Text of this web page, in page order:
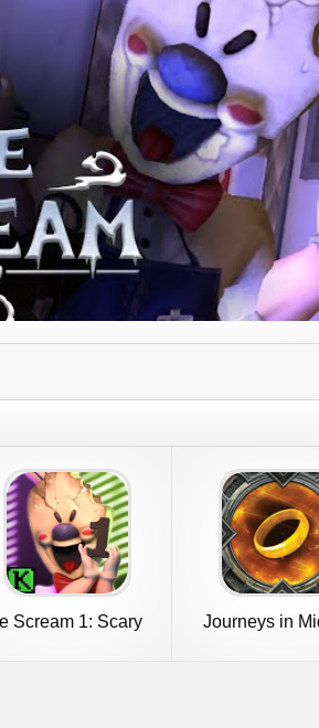
Scream 1: Scary
Journeys in